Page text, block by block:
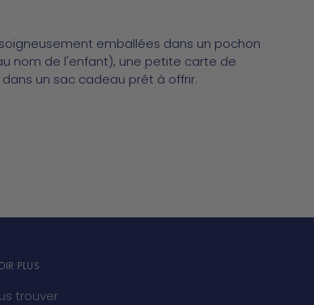
emballées dans un pochon
nom de l'enfant), une petite carte de
un sac cadeau prêt à offrir.
PLUS
trouver